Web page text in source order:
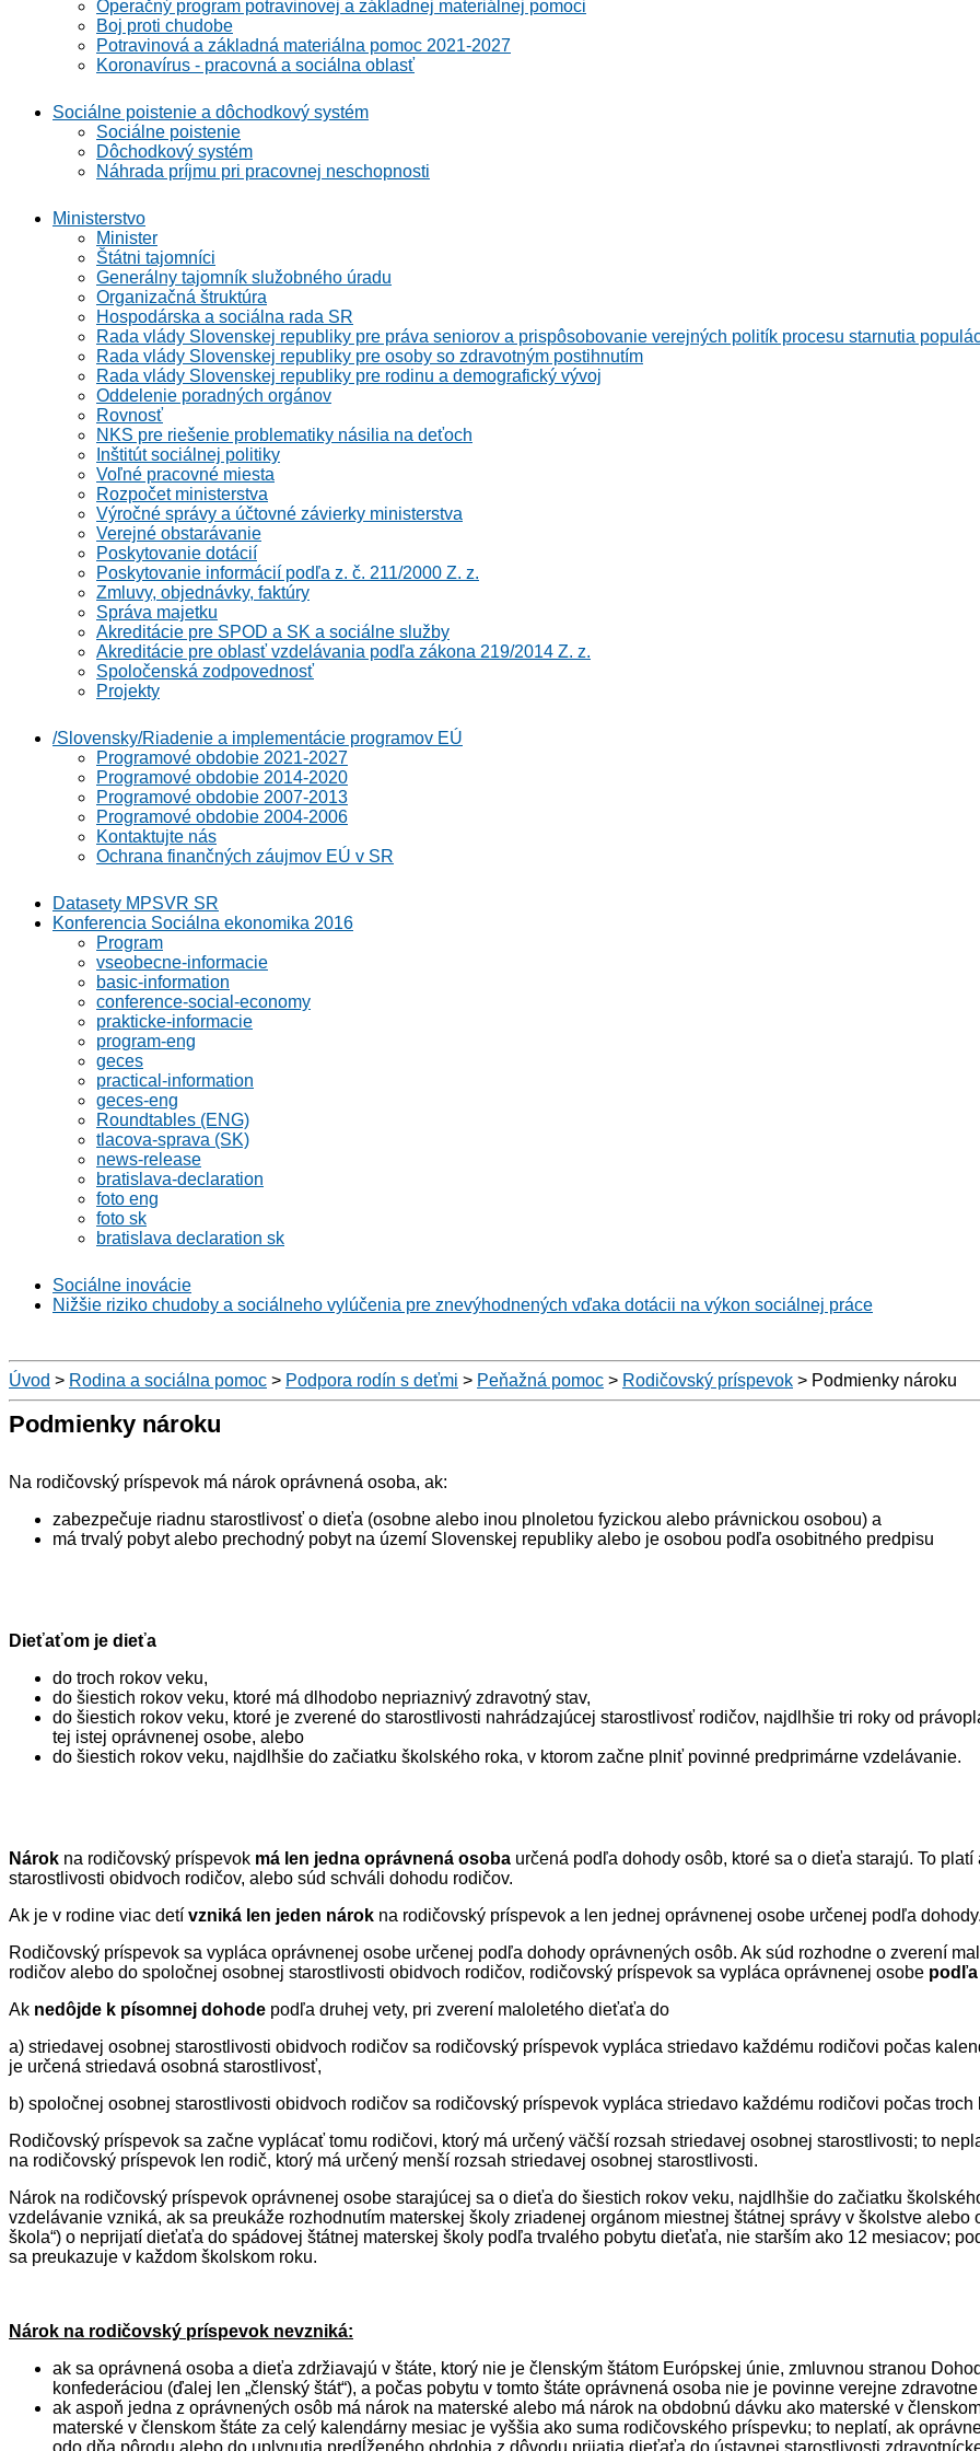
Operačný program potravinovej a základnej materiálnej pomoci
Boj proti chudobe
Potravinová a základná materiálna pomoc 2021-2027
Koronavírus - pracovná a sociálna oblasť
Sociálne poistenie a dôchodkový systém
Sociálne poistenie
Dôchodkový systém
Náhrada príjmu pri pracovnej neschopnosti
Ministerstvo
Minister
Štátni tajomníci
Generálny tajomník služobného úradu
Organizačná štruktúra
Hospodárska a sociálna rada SR
Rada vlády Slovenskej republiky pre práva seniorov a prispôsobovanie verejných politík procesu starnutia
Rada vlády Slovenskej republiky pre osoby so zdravotným postihnutím
Rada vlády Slovenskej republiky pre rodinu a demografický vývoj
Oddelenie poradných orgánov
Rovnosť
NKS pre riešenie problematiky násilia na deťoch
Inštitút sociálnej politiky
Voľné pracovné miesta
Rozpočet ministerstva
Výročné správy a účtovné závierky ministerstva
Verejné obstarávanie
Poskytovanie dotácií
Poskytovanie informácií podľa z. č. 211/2000 Z. z.
Zmluvy, objednávky, faktúry
Správa majetku
Akreditácie pre SPOD a SK a sociálne služby
Akreditácie pre oblasť vzdelávania podľa zákona 219/2014 Z. z.
Spoločenská zodpovednosť
Projekty
/Slovensky/Riadenie a implementácie programov EÚ
Programové obdobie 2021-2027
Programové obdobie 2014-2020
Programové obdobie 2007-2013
Programové obdobie 2004-2006
Kontaktujte nás
Ochrana finančných záujmov EÚ v SR
Datasety MPSVR SR
Konferencia Sociálna ekonomika 2016
Program
vseobecne-informacie
basic-information
conference-social-economy
prakticke-informacie
program-eng
geces
practical-information
geces-eng
Roundtables (ENG)
tlacova-sprava (SK)
news-release
bratislava-declaration
foto eng
foto sk
bratislava declaration sk
Sociálne inovácie
Nižšie riziko chudoby a sociálneho vylúčenia pre znevýhodnených vďaka dotácii na výkon sociálnej práce
Úvod > Rodina a sociálna pomoc > Podpora rodín s deťmi > Peňažná pomoc > Rodičovský príspevok > Podmienky nároku
Podmienky nároku
Na rodičovský príspevok má nárok oprávnená osoba, ak:
zabezpečuje riadnu starostlivosť o dieťa (osobne alebo inou plnoletou fyzickou alebo právnickou osobou) a
má trvalý pobyt alebo prechodný pobyt na území Slovenskej republiky alebo je osobou podľa osobitného predpisu
Dieťaťom je dieťa
do troch rokov veku,
do šiestich rokov veku, ktoré má dlhodobo nepriaznivý zdravotný stav,
do šiestich rokov veku, ktoré je zverené do starostlivosti nahrádzajúcej starostlivosť rodičov, najdlhšie tri roky od
tej istej oprávnenej osobe, alebo
do šiestich rokov veku, najdlhšie do začiatku školského roka, v ktorom začne plniť povinné predprimárne vzdelávanie.
Nárok na rodičovský príspevok má len jedna oprávnená osoba určená podľa dohody osôb, ktoré sa o dieťa starajú. To
starostlivosti obidvoch rodičov, alebo súd schváli dohodu rodičov.
Ak je v rodine viac detí vzniká len jeden nárok na rodičovský príspevok a len jednej oprávnenej osobe určenej podľa
Rodičovský príspevok sa vypláca oprávnenej osobe určenej podľa dohody oprávnených osôb. Ak súd rozhodne o zverení
rodičov alebo do spoločnej osobnej starostlivosti obidvoch rodičov, rodičovský príspevok sa vypláca oprávnenej osobe
Ak nedôjde k písomnej dohode podľa druhej vety, pri zverení maloletého dieťaťa do
a) striedavej osobnej starostlivosti obidvoch rodičov sa rodičovský príspevok vypláca striedavo každému rodičovi počas
je určená striedavá osobná starostlivosť,
b) spoločnej osobnej starostlivosti obidvoch rodičov sa rodičovský príspevok vypláca striedavo každému rodičovi počas
Rodičovský príspevok sa začne vyplácať tomu rodičovi, ktorý má určený väčší rozsah striedavej osobnej starostlivosti; to
na rodičovský príspevok len rodič, ktorý má určený menší rozsah striedavej osobnej starostlivosti.
Nárok na rodičovský príspevok oprávnenej osobe starajúcej sa o dieťa do šiestich rokov veku, najdlhšie do začiatku
vzdelávanie vzniká, ak sa preukáže rozhodnutím materskej školy zriadenej orgánom miestnej štátnej správy v školstve
škola“) o neprijatí dieťaťa do spádovej štátnej materskej školy podľa trvalého pobytu dieťaťa, nie starším ako 12 mesiacov;
sa preukazuje v každom školskom roku.
Nárok na rodičovský príspevok nevzniká:
ak sa oprávnená osoba a dieťa zdržiavajú v štáte, ktorý nie je členským štátom Európskej únie, zmluvnou stranou
konfederáciou (ďalej len „členský štát“), a počas pobytu v tomto štáte oprávnená osoba nie je povinne verejne
ak aspoň jedna z oprávnených osôb má nárok na materské alebo má nárok na obdobnú dávku ako materské v
materské v členskom štáte za celý kalendárny mesiac je vyššia ako suma rodičovského príspevku; to neplatí, ak
odo dňa pôrodu alebo do uplynutia predĺženého obdobia z dôvodu prijatia dieťaťa do ústavnej starostlivosti